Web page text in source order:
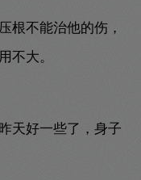
根不能治他的伤，
不大。
天好一些了，身子